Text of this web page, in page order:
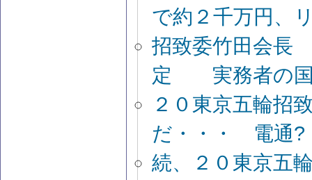
で約２千万円、
招致委竹田会長
定 実務者の国
２０東京五輪招
だ・・・ 電通?
続、２０東京五